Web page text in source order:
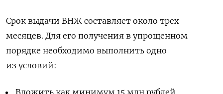
Срок выдачи ВНЖ составляет около трех
месяцев. Для его получения в упрощенном
порядке необходимо выполнить одно
из условий: